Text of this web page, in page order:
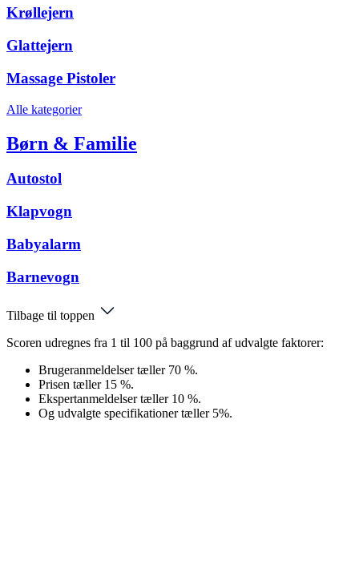
Krøllejern
Glattejern
Massage Pistoler
Alle kategorier
Børn & Familie
Autostol
Klapvogn
Babyalarm
Barnevogn
Tilbage til toppen
Scoren udregnes fra 1 til 100 på baggrund af udvalgte faktorer:
Brugeranmeldelser tæller 70 %.
Prisen tæller 15 %.
Ekspertanmeldelser tæller 10 %.
Og udvalgte specifikationer tæller 5%.